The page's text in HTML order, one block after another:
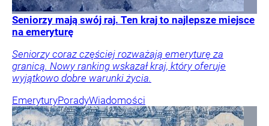
Seniorzy mają swój raj. Ten kraj to najlepsze miejsce
na emeryturę
Seniorzy coraz częściej rozważają emeryturę za
granicą. Nowy ranking wskazał kraj, który oferuje
wyjątkowo dobre warunki życia.
EmeryturyPoradyWiadomości